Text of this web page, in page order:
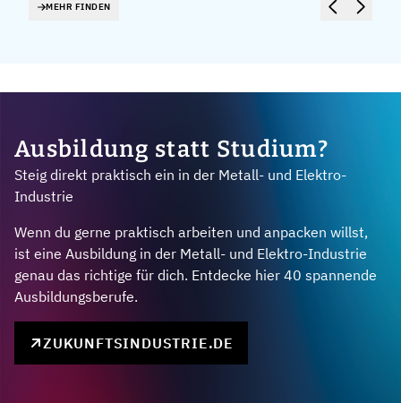
MEHR FINDEN
Ausbildung statt Studium?
Steig direkt praktisch ein in der Metall- und Elektro-
Industrie
Wenn du gerne praktisch arbeiten und anpacken willst,
ist eine Ausbildung in der Metall- und Elektro-Industrie
genau das richtige für dich. Entdecke hier 40 spannende
Ausbildungsberufe.
ZUKUNFTSINDUSTRIE.DE